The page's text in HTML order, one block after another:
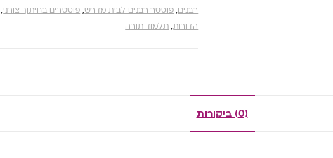
רבנים, פוסטר רבנים לבית מדרש, פוסטרים בחיתוך צורני,
הדורות, תלמוד תורה
(0) ביקורות